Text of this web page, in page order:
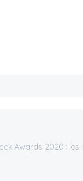
Awards 2020 :